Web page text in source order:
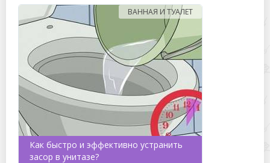
Как быстро и эффективно устранить
засор в унитазе?
ВАННАЯ И ТУАЛЕТ